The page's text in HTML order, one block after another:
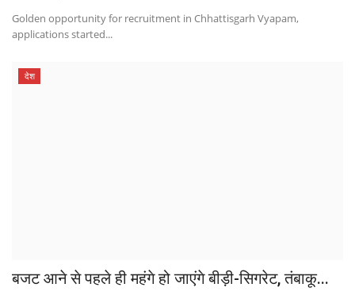
Golden opportunity for recruitment in Chhattisgarh Vyapam,
applications started...
देश
बजट आने से पहले ही महंगे हो जाएंगे बीड़ी-सिगरेट, तंबाकू...